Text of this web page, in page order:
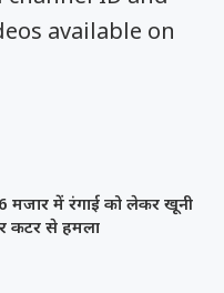
available on
मजार में रंगाई को लेकर खूनी
कटर से हमला